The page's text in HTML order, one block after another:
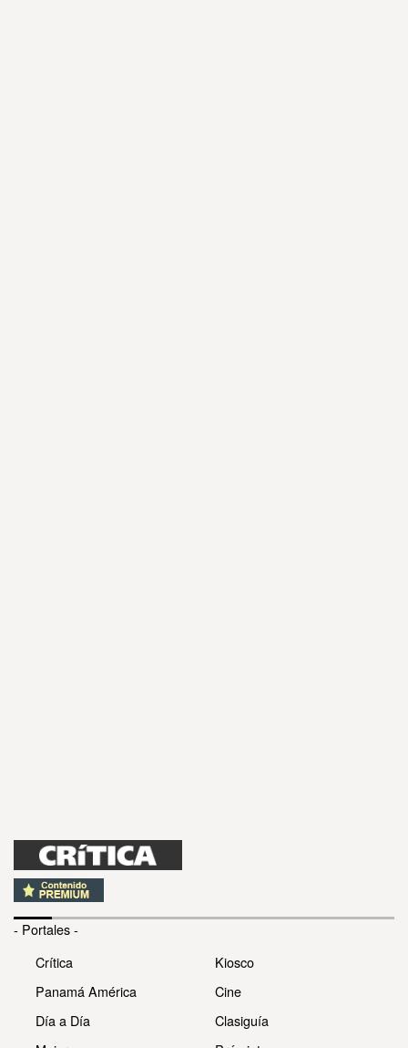
- Portales -
Crítica
Panamá América
Día a Día
Kiosco
Cine
Clasiguía